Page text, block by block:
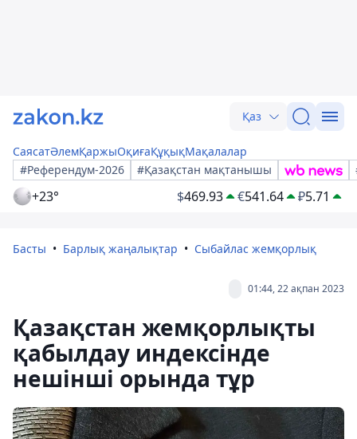
Қаз
СаясатӘлемҚаржыОқиғаҚұқықМақалалар
#Референдум-2026
#Қазақстан мақтанышы
+23° $469.93 €541.64 ₽5.71
Басты Барлық жаңалықтар Сыбайлас жемқорлық
01:44, 22 ақпан 2023
Қазақстан жемқорлықты
қабылдау индексінде
нешінші орында тұр